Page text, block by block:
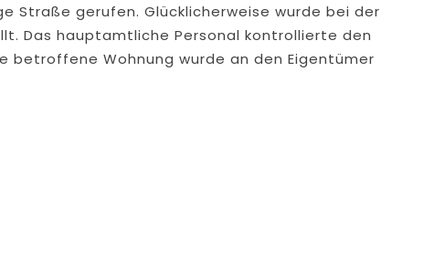
Straße gerufen. Glücklicherweise wurde bei der
Das hauptamtliche Personal kontrollierte den
betroffene Wohnung wurde an den Eigentümer